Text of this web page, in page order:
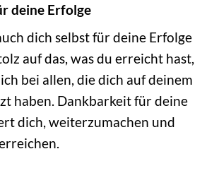
deine Erfolge
dich selbst für deine Erfolge
auf das, was du erreicht hast,
bei allen, die dich auf deinem
haben. Dankbarkeit für deine
dich, weiterzumachen und